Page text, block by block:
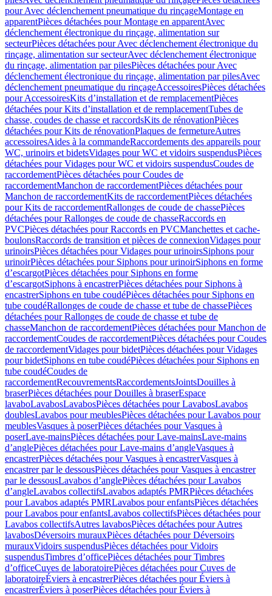
pour Avec déclenchement pneumatique du rinçageMontage en
apparentPièces détachées pour Montage en apparentAvec
déclenchement électronique du rinçage, alimentation sur
secteurPièces détachées pour Avec déclenchement électronique du
rinçage, alimentation sur secteurAvec déclenchement électronique
du rinçage, alimentation par pilesPièces détachées pour Avec
déclenchement électronique du rinçage, alimentation par pilesAvec
déclenchement pneumatique du rinçageAccessoiresPièces détachées
pour AccessoiresKits d’installation et de remplacementPièces
détachées pour Kits d’installation et de remplacementTubes de
chasse, coudes de chasse et raccordsKits de rénovationPièces
détachées pour Kits de rénovationPlaques de fermetureAutres
accessoiresAides à la commandeRaccordements des appareils pour
WC, urinoirs et bidetsVidages pour WC et vidoirs suspendusPièces
détachées pour Vidages pour WC et vidoirs suspendusCoudes de
raccordementPièces détachées pour Coudes de
raccordementManchon de raccordementPièces détachées pour
Manchon de raccordementKits de raccordementPièces détachées
pour Kits de raccordementRallonges de coude de chassePièces
détachées pour Rallonges de coude de chasseRaccords en
PVCPièces détachées pour Raccords en PVCManchettes et cache-
boulonsRaccords de transition et pièces de connexionVidages pour
urinoirsPièces détachées pour Vidages pour urinoirsSiphons pour
urinoirPièces détachées pour Siphons pour urinoirSiphons en forme
d’escargotPièces détachées pour Siphons en forme
d’escargotSiphons à encastrerPièces détachées pour Siphons à
encastrerSiphons en tube coudéPièces détachées pour Siphons en
tube coudéRallonges de coude de chasse et tube de chassePièces
détachées pour Rallonges de coude de chasse et tube de
chasseManchon de raccordementPièces détachées pour Manchon de
raccordementCoudes de raccordementPièces détachées pour Coudes
de raccordementVidages pour bidetPièces détachées pour Vidages
pour bidetSiphons en tube coudéPièces détachées pour Siphons en
tube coudéCoudes de
raccordementRecouvrementsRaccordementsJointsDouilles à
braserPièces détachées pour Douilles à braserEspace
lavaboLavabosLavabosPièces détachées pour LavabosLavabos
doublesLavabos pour meublesPièces détachées pour Lavabos pour
meublesVasques à poserPièces détachées pour Vasques à
poserLave-mainsPièces détachées pour Lave-mainsLave-mains
d’anglePièces détachées pour Lave-mains d’angleVasques à
encastrerPièces détachées pour Vasques à encastrerVasques à
encastrer par le dessousPièces détachées pour Vasques à encastrer
par le dessousLavabos d’anglePièces détachées pour Lavabos
d’angleLavabos collectifsLavabos adaptés PMRPièces détachées
pour Lavabos adaptés PMRLavabos pour enfantsPièces détachées
pour Lavabos pour enfantsLavabos collectifsPièces détachées pour
Lavabos collectifsAutres lavabosPièces détachées pour Autres
lavabosDéversoirs murauxPièces détachées pour Déversoirs
murauxVidoirs suspendusPièces détachées pour Vidoirs
suspendusTimbres dʼofficePièces détachées pour Timbres
dʼofficeCuves de laboratoirePièces détachées pour Cuves de
laboratoireÉviers à encastrerPièces détachées pour Éviers à
encastrerÉviers à poserPièces détachées pour Éviers à